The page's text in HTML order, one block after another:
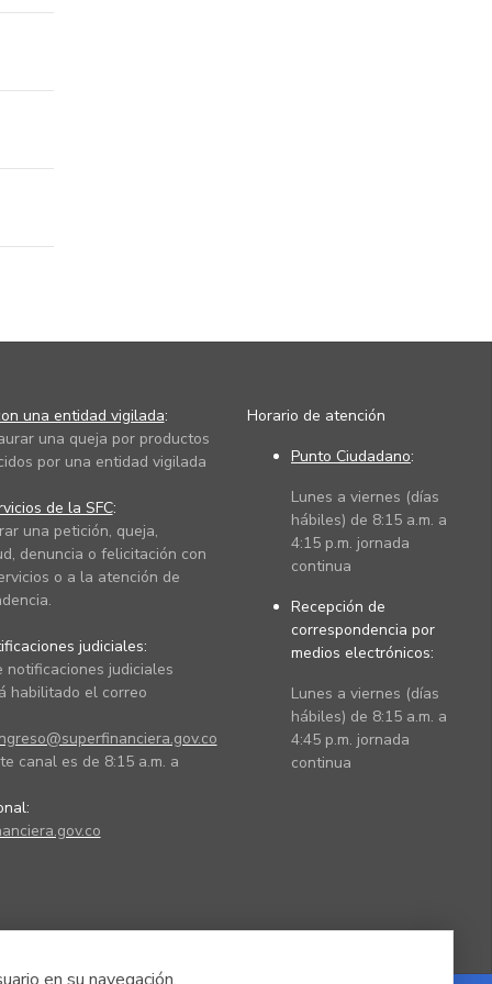
una entidad vigilada:
una queja por productos
por una entidad vigilada
de la SFC:
una petición, queja,
denuncia o felicitación con
o a la atención de
judiciales:
notificaciones judiciales
habilitado el correo
canal es de 8:15 a.m. a
Horario de atención
Punto Ciudadano:
Lunes a viernes (días
hábiles) de 8:15 a.m. a
4:15 p.m. jornada
continua
Recepción de
correspondencia por
medios electrónicos:
Lunes a viernes (días
hábiles) de 8:15 a.m. a
4:45 p.m. jornada
continua